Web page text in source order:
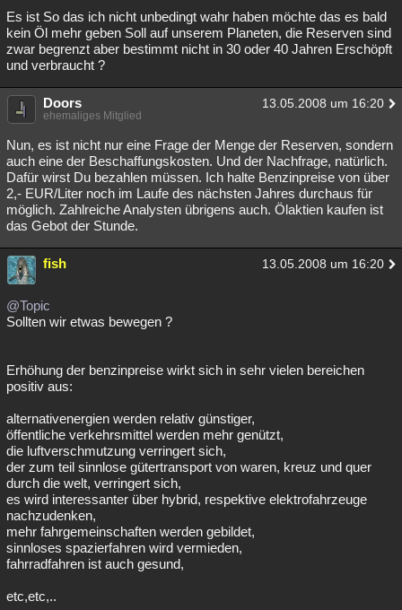
Es ist So das ich nicht unbedingt wahr haben möchte das es bald
kein Öl mehr geben Soll auf unserem Planeten, die Reserven sind
zwar begrenzt aber bestimmt nicht in 30 oder 40 Jahren Erschöpft
und verbraucht ?
Doors 13.05.2008 um 16:20
ehemaliges Mitglied
Nun, es ist nicht nur eine Frage der Menge der Reserven, sondern
auch eine der Beschaffungskosten. Und der Nachfrage, natürlich.
Dafür wirst Du bezahlen müssen. Ich halte Benzinpreise von über
2,- EUR/Liter noch im Laufe des nächsten Jahres durchaus für
möglich. Zahlreiche Analysten übrigens auch. Ölaktien kaufen ist
das Gebot der Stunde.
fish 13.05.2008 um 16:20
@Topic
Sollten wir etwas bewegen ?
Erhöhung der benzinpreise wirkt sich in sehr vielen bereichen
positiv aus:
alternativenergien werden relativ günstiger,
öffentliche verkehrsmittel werden mehr genützt,
die luftverschmutzung verringert sich,
der zum teil sinnlose gütertransport von waren, kreuz und quer
durch die welt, verringert sich,
es wird interessanter über hybrid, respektive elektrofahrzeuge
nachzudenken,
mehr fahrgemeinschaften werden gebildet,
sinnloses spazierfahren wird vermieden,
fahrradfahren ist auch gesund,
etc,etc,..